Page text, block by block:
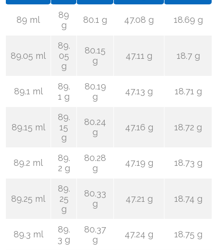
89 ml
89
g
80.1 g 47.08 g 18.69 g
89.05 ml
89.
05
g
80.15
g
47.11 g 18.7 g
89.1 ml
89.
1 g
80.19
g
47.13 g 18.71 g
89.15 ml
89.
15
g
80.24
g
47.16 g 18.72 g
89.2 ml
89.
2 g
80.28
g
47.19 g 18.73 g
89.25 ml
89.
25
g
80.33
g
47.21 g 18.74 g
89.3 ml
89.
3 g
80.37
g
47.24 g 18.75 g